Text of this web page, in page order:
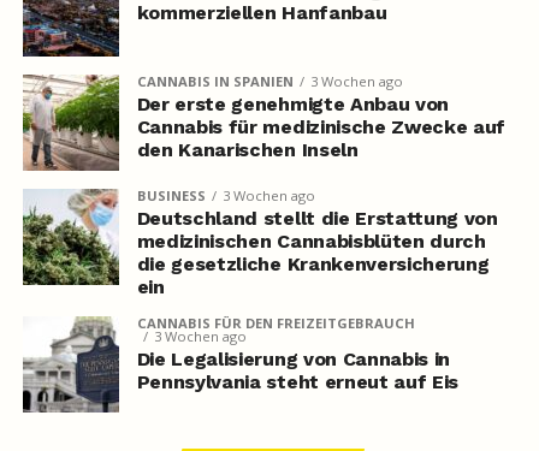
kommerziellen Hanfanbau
CANNABIS IN SPANIEN 3 Wochen ago
Der erste genehmigte Anbau von
Cannabis für medizinische Zwecke auf
den Kanarischen Inseln
BUSINESS 3 Wochen ago
Deutschland stellt die Erstattung von
medizinischen Cannabisblüten durch
die gesetzliche Krankenversicherung
ein
CANNABIS FÜR DEN FREIZEITGEBRAUCH
3 Wochen ago
Die Legalisierung von Cannabis in
Pennsylvania steht erneut auf Eis